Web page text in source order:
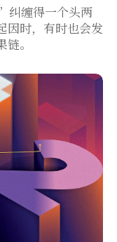
纠缠得一个头两
因时，有时也会发
。